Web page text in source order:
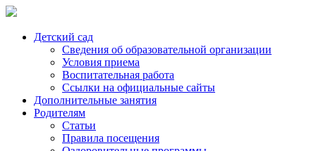
Skip
Детский сад
Сведения об образовательной организации
Условия приема
Воспитательная работа
Ссылки на официальные сайты
Дополнительные занятия
Родителям
Статьи
Правила посещения